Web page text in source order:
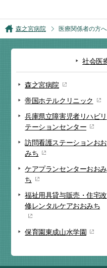
森之宮病院 医療関係者の方へ
社会医
森之宮病院
帝国ホテルクリニック
兵庫県立障害児者リハビリ
テーションセンター
訪問看護ステーションおお
みち
ケアプランセンターおおみ
ち
福祉用具貸与販売・住宅改
修レンタルケアおおみち
保育園東成山水学園